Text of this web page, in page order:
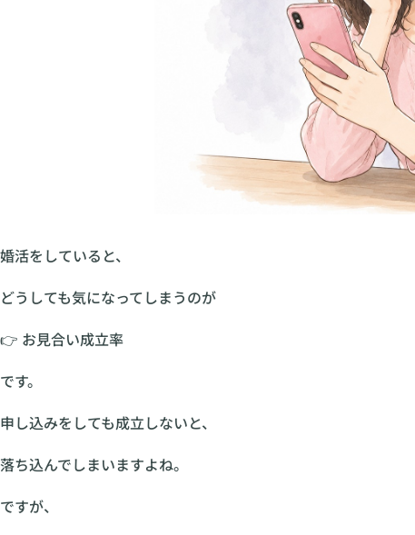
婚活をしていると、
どうしても気になってしまうのが
👉 お見合い成立率
です。
申し込みをしても成立しないと、
落ち込んでしまいますよね。
ですが、